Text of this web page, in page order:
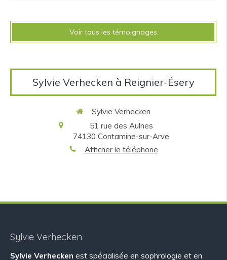
Voir tous les témoignages
Sylvie Verhecken à Reignier-Ésery
Sylvie Verhecken
51 rue des Aulnes
74130 Contamine-sur-Arve
Afficher le téléphone
Sylvie Verhecken
Sylvie Verhecken est spécialisée en sophrologie et en